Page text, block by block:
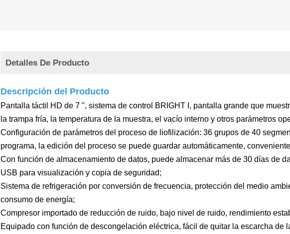
Detalles De Producto
Descripción del Producto
Pantalla táctil HD de 7 ", sistema de control BRIGHT I, pantalla grande que
la trampa fría, la temperatura de la muestra, el vacío interno y otros parámetros
Configuración de parámetros del proceso de liofilización: 36 grupos de 40
programa, la edición del proceso se puede guardar automáticamente,
Con función de almacenamiento de datos, puede almacenar más de 30 días de
USB para visualización y copia de seguridad;
Sistema de refrigeración por conversión de frecuencia, protección del medio
consumo de energía;
Compresor importado de reducción de ruido, bajo nivel de ruido, rendimiento
Equipado con función de descongelación eléctrica, fácil de quitar la escarcha de